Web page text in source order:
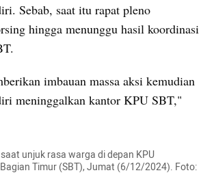
Sebab, saat itu rapat pleno
hingga menunggu hasil koordinasi
imbauan massa aksi kemudian
meninggalkan kantor KPU SBT,"
unjuk rasa warga di depan KPU
Timur (SBT), Jumat (6/12/2024). Foto: